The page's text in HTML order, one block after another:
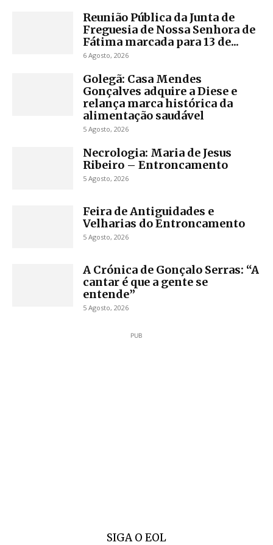
Reunião Pública da Junta de
Freguesia de Nossa Senhora de
Fátima marcada para 13 de...
6 Agosto, 2026
Golegã: Casa Mendes
Gonçalves adquire a Diese e
relança marca histórica da
alimentação saudável
5 Agosto, 2026
Necrologia: Maria de Jesus
Ribeiro – Entroncamento
5 Agosto, 2026
Feira de Antiguidades e
Velharias do Entroncamento
5 Agosto, 2026
A Crónica de Gonçalo Serras: “A
cantar é que a gente se
entende”
5 Agosto, 2026
PUB
SIGA O EOL